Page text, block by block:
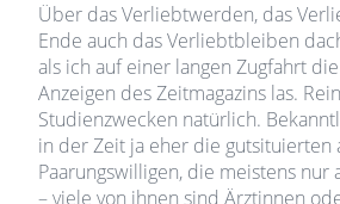
Über das Verliebtwerden, das
Ende auch das Verliebtbleiben
als ich auf einer langen Zugfahrt
Anzeigen des Zeitmagazins las.
Studienzwecken natürlich.
in der Zeit ja eher die gutsituierten
Paarungswilligen, die meistens nur
– viele von ihnen sind Ärztinnen